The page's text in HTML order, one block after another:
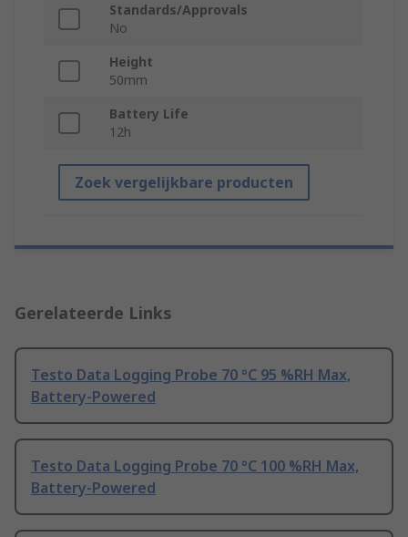
Standards/Approvals
No
Height
50mm
Battery Life
12h
Zoek vergelijkbare producten
Gerelateerde Links
Testo Data Logging Probe 70 °C 95 %RH Max,
Battery-Powered
Testo Data Logging Probe 70 °C 100 %RH Max,
Battery-Powered